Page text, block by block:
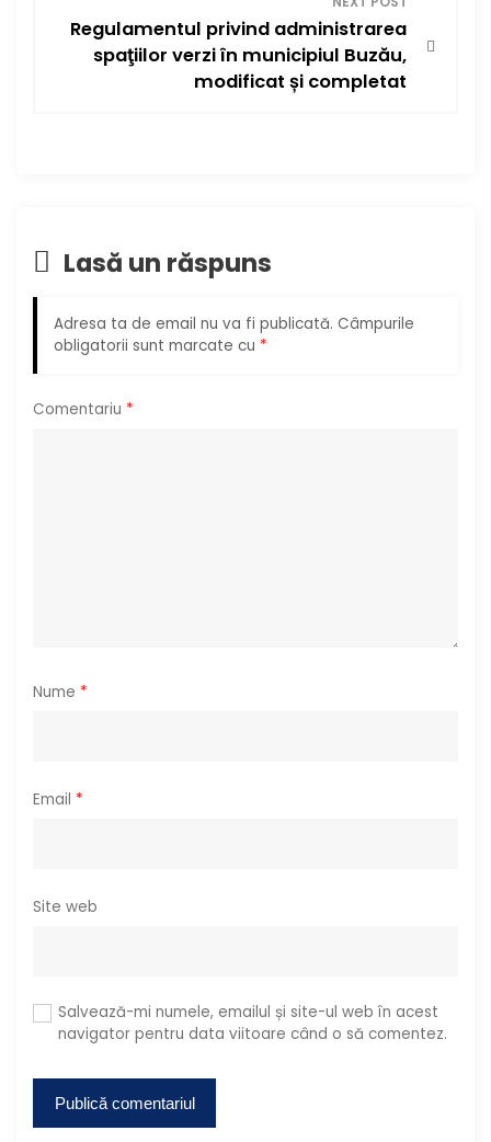
î
n
r
e
Regulamentul privind administrarea
spaţiilor verzi în municipiul Buzău,
modificat și completat
Lasă un răspuns
Adresa ta de email nu va fi publicată. Câmpurile
obligatorii sunt marcate cu *
Comentariu *
Nume *
Email *
Site web
Salvează-mi numele, emailul și site-ul web în acest
navigator pentru data viitoare când o să comentez.